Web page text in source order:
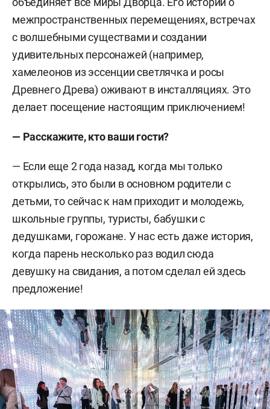
межпространственных перемещениях, встречах
с волшебными существами и создании
удивительных персонажей (например,
хамелеонов из эссенции светлячка и росы
Древнего Древа) оживают в инсталляциях. Это
делает посещение настоящим приключением!
— Расскажите, кто ваши гости?
— Если еще 2 года назад, когда мы только
открылись, это были в основном родители с
детьми, то сейчас к нам приходит и молодежь,
школьные группы, туристы, бабушки с
дедушками, горожане. У нас есть даже история,
когда парень несколько раз водил сюда
девушку на свидания, а потом сделал ей здесь
предложение!